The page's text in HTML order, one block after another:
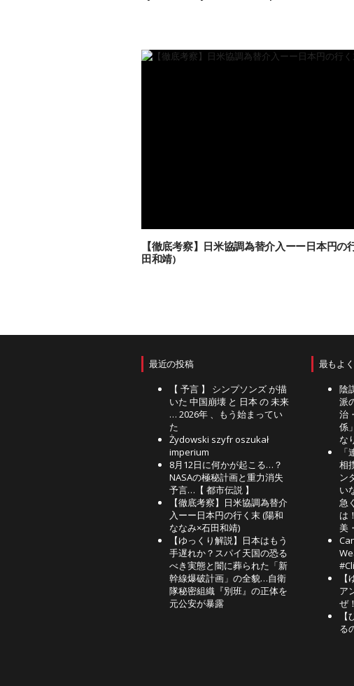
【徹底考察】日米協調為替介入ーー日本円の
田和靖)
最近の投稿
【 予言 】 シンプソンズ が描
いた 中国崩壊 と 日本 の 未来
… 2026年 、もう始まってい
た
Żydowski szyfr oszukał
imperium
8月12日に何かが起こる…？
NASAの極秘計画と重力消失
予言…【 都市伝説 】
【徹底考察】日米協調為替介
入ーー日本円の行く末 (陽和
ななみ×石田和靖)
【ゆっくり解説】日本はもう
手遅れか？スパイ天国の恐る
べき実態と闇に葬られた「新
幹線爆破計画」の全貌…自衛
隊秘密組織『別班』の正体を
元公安が暴露
最もよ
陰
派
治
係
な
相
ン
い
急
は
美
ア
ぜ！
る